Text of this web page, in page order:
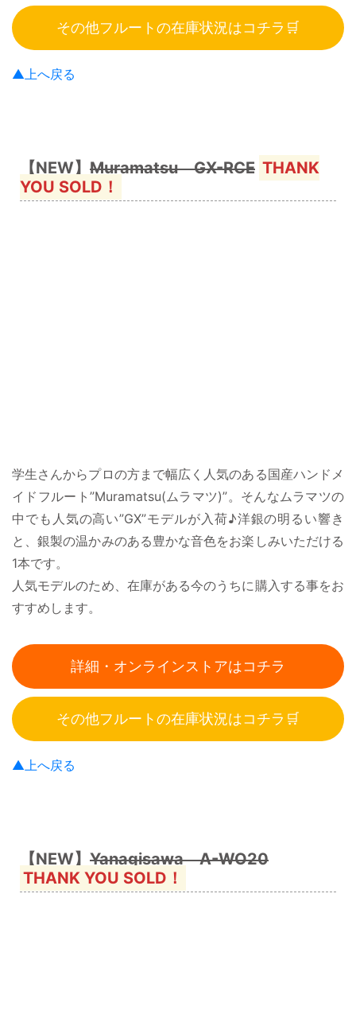
その他フルートの在庫状況はコチラ🛒
▲上へ戻る
【NEW】 Muramatsu GX-RCE THANK
YOU SOLD！
学生さんからプロの方まで幅広く人気のある国産ハンドメ
イドフルート”Muramatsu(ムラマツ)”。そんなムラマツの
中でも人気の高い”GX”モデルが入荷♪洋銀の明るい響き
と、銀製の温かみのある豊かな音色をお楽しみいただける
1本です。
人気モデルのため、在庫がある今のうちに購入する事をお
すすめします。
詳細・オンラインストアはコチラ
その他フルートの在庫状況はコチラ🛒
▲上へ戻る
【NEW】 Yanagisawa A-WO20
THANK YOU SOLD！